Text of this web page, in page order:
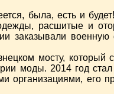
была, есть и
расшитые и
заказывали
мосту, который
моды. 2014 год
организациями, его